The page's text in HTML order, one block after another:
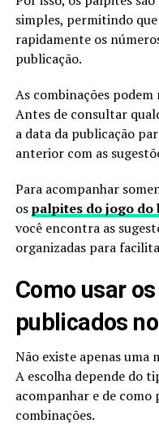
simples, permitindo
rapidamente os
publicação.
As combinações
Antes de consultar
a data da publicação
anterior com as
Para acompanhar
ospalpites do jogo do
você encontra as
organizadas para
Como usar
publicados
Não existe apenas
A escolha depende do
acompanhar e de
combinações.